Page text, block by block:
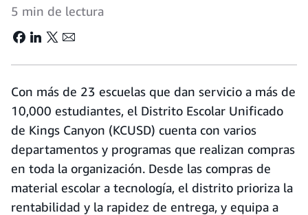
5 min de lectura
Con más de 23 escuelas que dan servicio a más de
10,000 estudiantes, el Distrito Escolar Unificado
de Kings Canyon (KCUSD) cuenta con varios
departamentos y programas que realizan compras
en toda la organización. Desde las compras de
material escolar a tecnología, el distrito prioriza la
rentabilidad y la rapidez de entrega, y equipa a